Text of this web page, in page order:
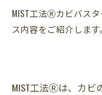
MIST工法Ⓡカビバス
ス内容をご紹介します。
MIST工法Ⓡは、カビ